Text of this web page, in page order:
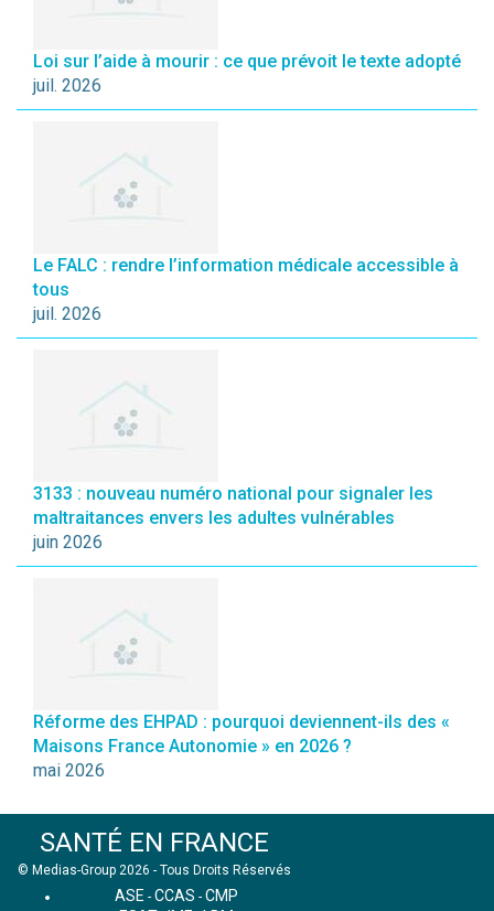
Loi sur l’aide à mourir : ce que prévoit le texte adopté
juil. 2026
Le FALC : rendre l’information médicale accessible à
tous
juil. 2026
3133 : nouveau numéro national pour signaler les
maltraitances envers les adultes vulnérables
juin 2026
Réforme des EHPAD : pourquoi deviennent-ils des «
Maisons France Autonomie » en 2026 ?
mai 2026
SANTÉ EN FRANCE
© Medias-Group 2026 - Tous Droits Réservés
ASE - CCAS - CMP